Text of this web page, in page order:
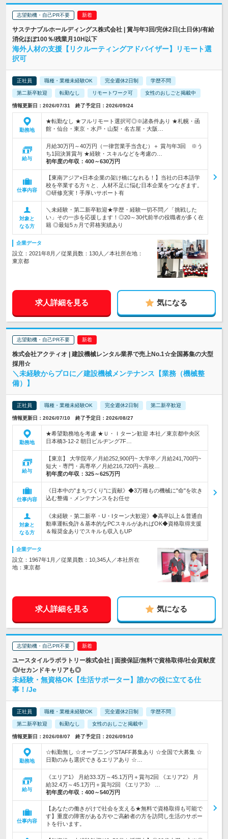
志望動機・自己PR不要
サステナブルホールディングス株式会社 | 賞与年3回/完休2日(土日休)/有給
消化ほぼ100％/残業月10H以下
海外人材の支援【リクルーティングアドバイザー】リモート選
択可
正社員 職種・業種未経験OK 完全週休2日制 学歴不問
第二新卒歓迎 転勤なし リモートワーク可 女性のおしごと掲載中
情報更新日：2026/07/31 終了予定日：2026/09/24
勤務地
★転勤なし ★フルリモート選択可◎※諸条件あり ★札幌・函
館・仙台・東京・水戸・山梨・名古屋・大阪…
給与
月給30万円～40万円（一律営業手当含む）＋ 賞与年3回 ※う
ち1回決算賞与 ★経験・スキルなどを考慮の…
初年度の年収： 400～630万円
仕事内容
【東南アジア×日本企業の架け橋になれる！】当社の日本語学
校を卒業する方々と、人材不足に悩む日本企業をつなぎます。
◎研修充実！手厚いサポート有
対象と
なる方
＼未経験・第二新卒歓迎★学歴・経験一切不問／「挑戦した
い」その一歩を応援します！◎20～30代前半の役職者が多く在
籍 ◎最短5ヵ月で昇格実績あり
企業データ
設立：2021年8月／従業員数：130人／本社所在地：
東京都
求人詳細を見る 気になる
志望動機・自己PR不要
株式会社アクティオ | 建設機械レンタル業界で売上No.1☆全国募集の大型
採用☆
＼未経験からプロに／建設機械メンテナンス【業務（機械整
備）】
正社員 職種・業種未経験OK 完全週休2日制 第二新卒歓迎
情報更新日：2026/07/10 終了予定日：2026/08/27
勤務地
★希望勤務地を考慮 ★Ｕ・Ｉターン歓迎 本社／東京都中央区
日本橋3-12-2 朝日ビルヂング7F…
給与
【東京】 大学院卒／月給252,900円~ 大学卒／月給241,700円~
短大・専門・高専卒／月給216,720円~ 高校…
初年度の年収： 325～625万円
仕事内容
《日本中の"まちづくり"に貢献》◆3万種もの機械に"命"を吹き
込む整備・メンテナンスをお任せ
対象と
なる方
《未経験・第二新卒・U・Iターン大歓迎》◆高卒以上＆普通自
動車運転免許＆基本的なPCスキルがあればOK◆資格取得支援
＆報奨金ありでスキルも収入もUP
企業データ
設立：1967年1月／従業員数：10,345人／本社所在
地：東京都
求人詳細を見る 気になる
志望動機・自己PR不要
ユースタイルラボラトリー株式会社 | 面接保証/無料で資格取得/社会貢献度
◎/セカンドキャリアも◎
未経験・無資格OK【生活サポーター】誰かの役に立てる仕
事！/Je
正社員 職種・業種未経験OK 完全週休2日制 学歴不問
第二新卒歓迎 転勤なし 女性のおしごと掲載中
情報更新日：2026/08/07 終了予定日：2026/09/10
勤務地
☆転勤無し ☆オープニングSTAFF募集あり ☆全国で大募集 ☆
日勤のみも選択できるエリアあり ☆…
給与
《エリア1》 月給33.3万～45.1万円＋賞与2回 《エリア2》 月
給32.4万～45.1万円＋賞与2回 《エリア3》 …
初年度の年収： 400～540万円
仕事内容
【あなたの働きがけで社会を支える★無料で資格取得も可能で
す】重度の障害がある方やご高齢者の方を訪問し生活のサポー
トを行います。